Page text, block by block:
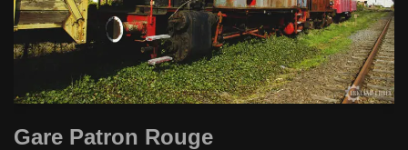
Gare Patron Rouge